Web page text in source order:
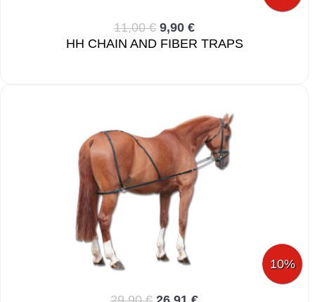
11,00 € 9,90 €
HH CHAIN AND FIBER TRAPS
10%